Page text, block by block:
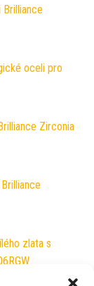
oceli pro
Zirconia
zlata s